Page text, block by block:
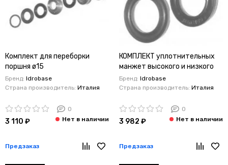
Комплект для переборки
поршня ø15
Interpump/Generalpump
серии 44
Бренд: Idrobase
Страна производитель: Италия
0
3 110 ₽
Предзаказ
КОМПЛЕКТ уплотнительных
манжет высокого и низкого
давления
Interpump/Generalpump
Бренд: Idrobase
Страна производитель: Италия
0
3 982 ₽
Предзаказ